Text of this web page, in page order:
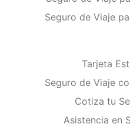
Seguro de Viaje
Tarjeta
Seguro de Viaje
Cotiza tu
Asistencia en